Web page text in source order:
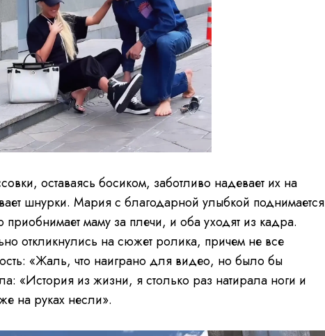
e
r
i
s
d
n
оставаясь босиком, заботливо надевает их на
шнурки. Мария с благодарной улыбкой поднимается
маму за плечи, и оба уходят из кадра.
откликнулись на сюжет ролика, причем не все
«Жаль, что наиграно для видео, но было бы
«История из жизни, я столько раз натирала ноги и
на руках несли».